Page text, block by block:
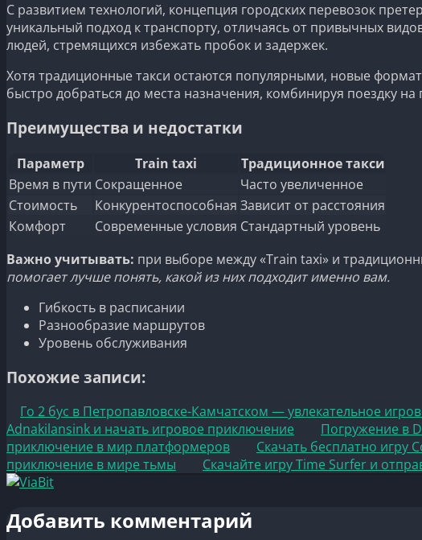
С развитием технологий, концепция городских перевозок
уникальный подход к транспорту, отличаясь от привычных
людей, стремящихся избежать пробок и задержек.
Хотя традиционные такси остаются популярными, новые
быстро добраться до места назначения, комбинируя поездку
Преимущества и недостатки
Параметр Train taxi
Традиционное такси
Время в пути Сокращенное
Часто увеличенное
Стоимость
Конкурентоспособная Зависит от расстояния
Комфорт
Современные условия Стандартный уровень
Важно учитывать: при выборе между «Train taxi» и
помогает лучше понять, какой из них подходит именно вам.
Гибкость в расписании
Разнообразие маршрутов
Уровень обслуживания
Похожие записи:
Го 2 бус в Петропавловске-Камчатском — увлекательное
Adnakilansink и начать игровое приключение
Погружение в
приключение в мир платформеров
Скачать бесплатно игру
приключение в мире тьмы
Скачайте игру Time Surfer и
Добавить комментарий